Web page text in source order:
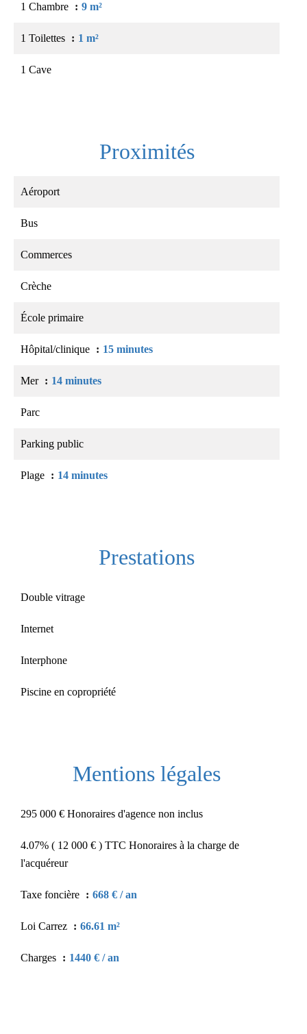
1 Chambre 9 m²
1 Toilettes 1 m²
1 Cave
Proximités
Aéroport
Bus
Commerces
Crèche
École primaire
Hôpital/clinique 15 minutes
Mer 14 minutes
Parc
Parking public
Plage 14 minutes
Prestations
Double vitrage
Internet
Interphone
Piscine en copropriété
Mentions légales
295 000 € Honoraires d'agence non inclus
4.07% ( 12 000 € ) TTC Honoraires à la charge de
l'acquéreur
Taxe foncière 668 € / an
Loi Carrez 66.61 m²
Charges 1440 € / an